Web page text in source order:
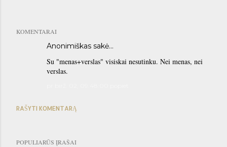
KOMENTARAI
Anonimiškas sakė…
Su "menas+verslas" visiskai nesutinku. Nei menas, nei
verslas.
RAŠYTI KOMENTARĄ
POPULIARŪS ĮRAŠAI